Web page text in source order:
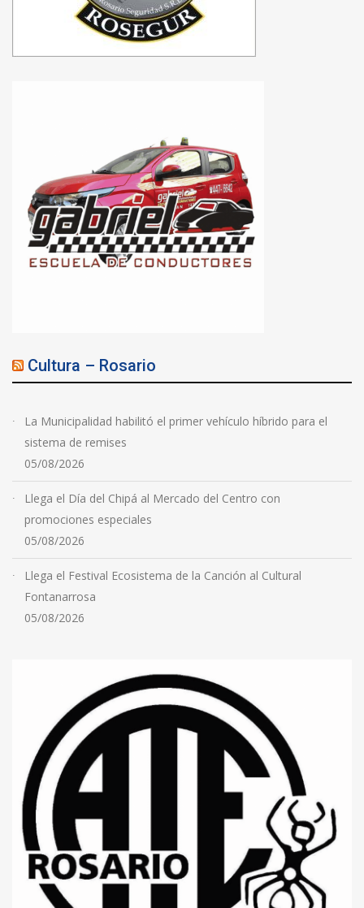
Cultura – Rosario
La Municipalidad habilitó el primer vehículo híbrido para el
sistema de remises
05/08/2026
Llega el Día del Chipá al Mercado del Centro con
promociones especiales
05/08/2026
Llega el Festival Ecosistema de la Canción al Cultural
Fontanarrosa
05/08/2026